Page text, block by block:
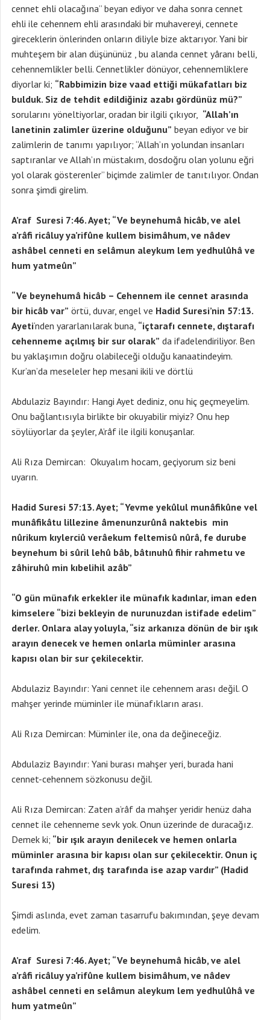
cennet ehli olacağına” beyan ediyor ve daha sonra cennet
ehli ile cehennem ehli arasındaki bir muhavereyi, cennete
gireceklerin önlerinden onların diliyle bize aktarıyor. Yani bir
muhteşem bir alan düşününüz , bu alanda cennet yâranı belli,
cehennemlikler belli. Cennetlikler dönüyor, cehennemliklere
diyorlar ki; “Rabbimizin bize vaad ettiği mükafatları biz
bulduk. Siz de tehdit edildiğiniz azabı gördünüz mü?”
sorularını yöneltiyorlar, oradan bir ilgili çıkıyor, “Allah’ın
lanetinin zalimler üzerine olduğunu” beyan ediyor ve bir
zalimlerin de tanımı yapılıyor; “Allah’ın yolundan insanları
saptıranlar ve Allah’ın müstakım, dosdoğru olan yolunu eğri
yol olarak gösterenler” biçimde zalimler de tanıtılıyor. Ondan
sonra şimdi girelim.
A’raf Suresi 7:46. Ayet; “Ve beynehumâ hicâb, ve alel
a’râfi ricâluy ya’rifûne kullem bisimâhum, ve nâdev
ashâbel cenneti en selâmun aleykum lem yedhulûhâ ve
hum yatmeûn”
“Ve beynehumâ hicâb – Cehennem ile cennet arasında
bir hicâb var” örtü, duvar, engel ve Hadid Suresi’nin 57:13.
Ayeti‘nden yararlanılarak buna, “içtarafı cennete, dıştarafı
cehenneme açılmış bir sur olarak” da ifadelendiriliyor. Ben
bu yaklaşımın doğru olabileceği olduğu kanaatindeyim.
Kur’an’da meseleler hep mesani ikili ve dörtlü
Abdulaziz Bayındır: Hangi Ayet dediniz, onu hiç geçmeyelim.
Onu bağlantısıyla birlikte bir okuyabilir miyiz? Onu hep
söylüyorlar da şeyler, A’râf ile ilgili konuşanlar.
Ali Rıza Demircan: Okuyalım hocam, geçiyorum siz beni
uyarın.
Hadid Suresi 57:13. Ayet; “Yevme yekûlul munâfikûne vel
munâfikâtu lillezine âmenunzurûnâ naktebis min
nûrikum kıylerciû verâekum feltemisû nûrâ, fe durube
beynehum bi sûril lehû bâb, bâtınuhû fihir rahmetu ve
zâhiruhû min kıbelihil azâb”
“O gün münafık erkekler ile münafık kadınlar, iman eden
kimselere “bizi bekleyin de nurunuzdan istifade edelim”
derler. Onlara alay yoluyla, “siz arkanıza dönün de bir ışık
arayın denecek ve hemen onlarla müminler arasına
kapısı olan bir sur çekilecektir.
Abdulaziz Bayındır: Yani cennet ile cehennem arası değil. O
mahşer yerinde müminler ile münafıkların arası.
Ali Rıza Demircan: Müminler ile, ona da değineceğiz.
Abdulaziz Bayındır: Yani burası mahşer yeri, burada hani
cennet-cehennem sözkonusu değil.
Ali Rıza Demircan: Zaten a’râf da mahşer yeridir henüz daha
cennet ile cehenneme sevk yok. Onun üzerinde de duracağız.
Demek ki; “bir ışık arayın denilecek ve hemen onlarla
müminler arasına bir kapısı olan sur çekilecektir. Onun iç
tarafında rahmet, dış tarafında ise azap vardır” (Hadid
Suresi 13)
Şimdi aslında, evet zaman tasarrufu bakımından, şeye devam
edelim.
A’raf Suresi 7:46. Ayet; “Ve beynehumâ hicâb, ve alel
a’râfi ricâluy ya’rifûne kullem bisimâhum, ve nâdev
ashâbel cenneti en selâmun aleykum lem yedhulûhâ ve
hum yatmeûn”